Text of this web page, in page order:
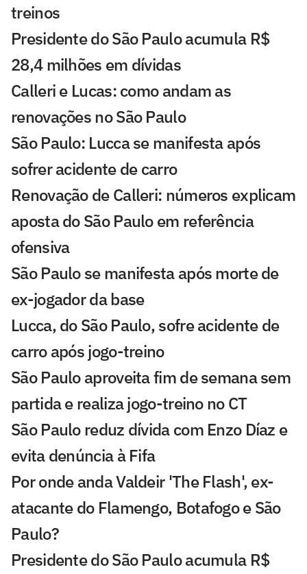
treinos
Presidente do São Paulo acumula R$
28,4 milhões em dívidas
Calleri e Lucas: como andam as
renovações no São Paulo
São Paulo: Lucca se manifesta após
sofrer acidente de carro
Renovação de Calleri: números explicam
aposta do São Paulo em referência
ofensiva
São Paulo se manifesta após morte de
ex-jogador da base
Lucca, do São Paulo, sofre acidente de
carro após jogo-treino
São Paulo aproveita fim de semana sem
partida e realiza jogo-treino no CT
São Paulo reduz dívida com Enzo Díaz e
evita denúncia à Fifa
Por onde anda Valdeir 'The Flash', ex-
atacante do Flamengo, Botafogo e São
Paulo?
Presidente do São Paulo acumula R$